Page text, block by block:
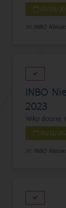
01/03/
In: INBO
INBO
2023
Niko Boone,
01/12/
In: INBO